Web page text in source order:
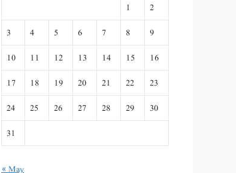
1
2
3
4 5 6 7 8
9
10
11 12 13 14 15
16
17
18 19 20 21 22
23
24
25 26 27 28 29
30
31
« May